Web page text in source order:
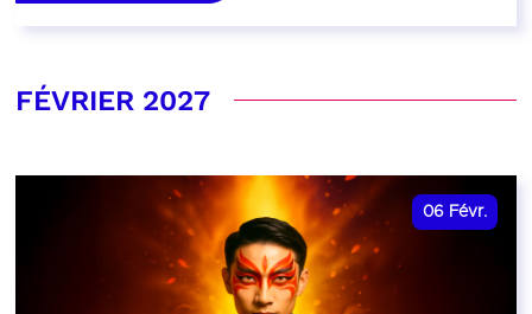
FÉVRIER 2027
06 Févr.